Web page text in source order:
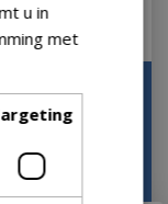
35 - wit
uitverkocht!
u in
met